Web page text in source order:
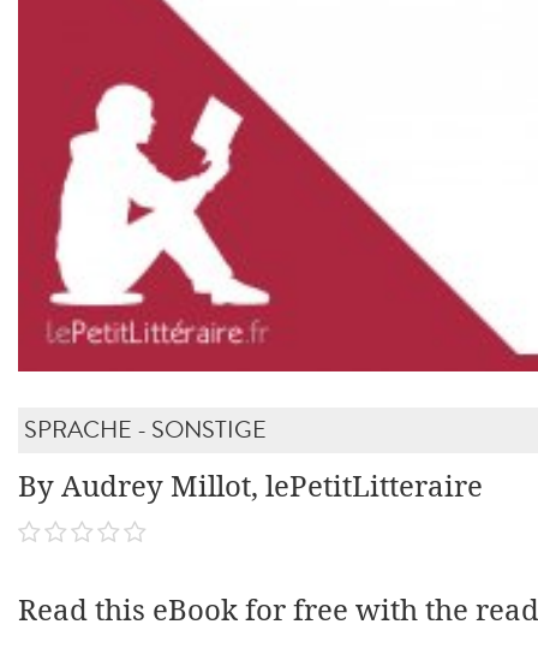
SPRACHE - SONSTIGE
By Audrey Millot, lePetitLitteraire
Read this eBook for free with the